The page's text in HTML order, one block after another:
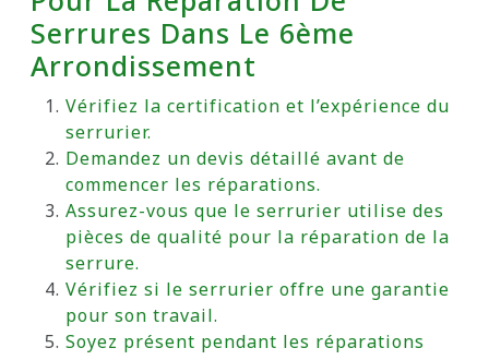
Serrures Dans Le 6ème
Arrondissement
Vérifiez la certification et l’expérience du
serrurier.
Demandez un devis détaillé avant de
commencer les réparations.
Assurez-vous que le serrurier utilise des
pièces de qualité pour la réparation de la
serrure.
Vérifiez si le serrurier offre une garantie
pour son travail.
Soyez présent pendant les réparations